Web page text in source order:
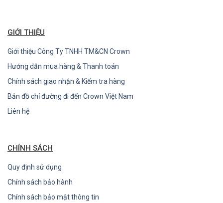
GIỚI THIỆU
Giới thiệu Công Ty TNHH TM&CN Crown
Hướng dẫn mua hàng & Thanh toán
Chính sách giao nhận & Kiểm tra hàng
Bản đồ chỉ đường đi đến Crown Việt Nam
Liên hệ
CHÍNH SÁCH
Quy định sử dụng
Chính sách bảo hành
Chính sách bảo mật thông tin